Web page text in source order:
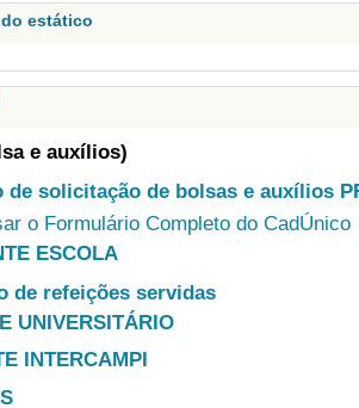
estático
e auxílios)
de solicitação de bolsas e auxílios
o Formulário Completo do CadÚnico
ESCOLA
de refeições servidas
UNIVERSITÁRIO
INTERCAMPI